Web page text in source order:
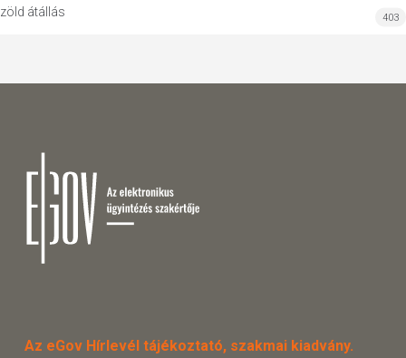
zöld átállás 403
Az eGov Hírlevél tájékoztató, szakmai kiadvány.